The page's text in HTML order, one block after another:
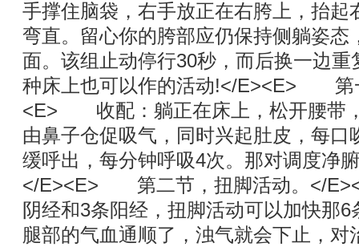
手撑住脑袋，右手放正在右胯上，抬起
弯直。留心你的胯部应仍保持侧躺姿态
面。该组止动停行30秒，而后换一
种床上也可以作的活动!</E><E> 第
<E> 收配：躺正在床上，松开腰带
由鼻子仓促吸气，同时兴起肚皮，每
缓呼出，每分钟呼吸4次。那对调度净
</E><E> 第二节，扭脚活动。</
阴经和3条阳经，扭脚活动可以加快那
腿部的气血通顺了，浊气就会下止，对